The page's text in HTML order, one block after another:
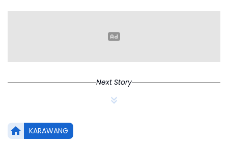
Next Story
KARAWANG